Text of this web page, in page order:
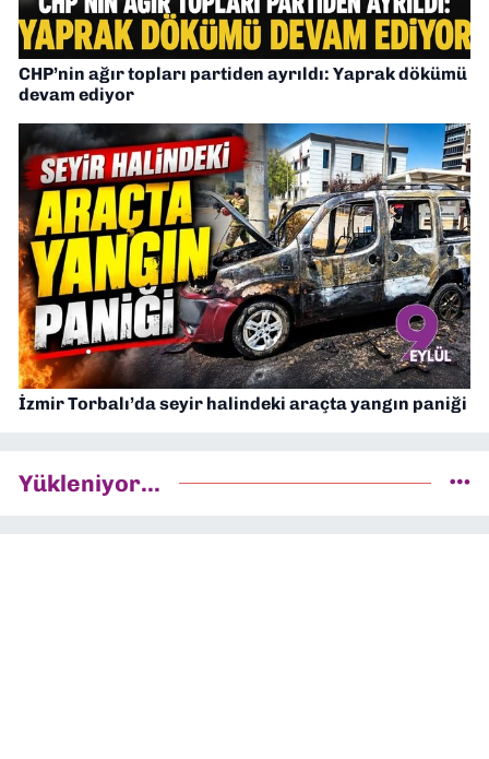
CHP’nin ağır topları partiden ayrıldı: Yaprak dökümü
devam ediyor
İzmir Torbalı’da seyir halindeki araçta yangın paniği
Yükleniyor...